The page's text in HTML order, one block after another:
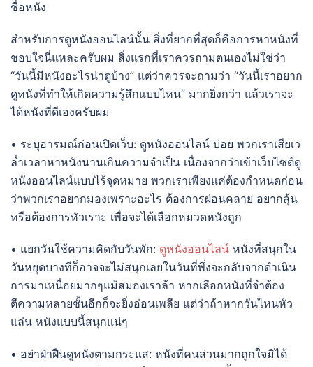
ชื่อหนัง
สำหรับการดูหนังออนไลน์นั้น สิ่งที่ยากที่สุดก็คือการหาหนังที่
ชอบใจนี่แหละครับผม สิ่งแรกที่เราควรถามตนเองไม่ใช่ว่า
“วันนี้มีหนังอะไรน่าดูบ้าง” แต่ว่าควรจะถามว่า “วันนี้เราอยาก
ดูหนังที่ทำให้เกิดความรู้สึกแบบไหน” มากยิ่งกว่า แล้วเราจะ
ได้หนังที่ดีเองครับผม
• ระบุอารมณ์ก่อนเปิดเว็บ: ดูหนังออนไลน์ บ่อย พวกเราเสียเว
ล่ำเวลาหาหนังนานเกินความจำเป็น เนื่องจากว่าเข้าเว็บไซต์ดู
หนังออนไลน์แบบไร้จุดหมาย พวกเราเพียงแค่ต้องกำหนดก่อน
ว่าพวกเราอยากมองเพราะอะไร ต้องการผ่อนคลาย อยากลุ้น
หรือต้องการหัวเราะ เพื่อจะได้เลือกหมวดหนังถูก
• แยกวันใช้ความคิดกับวันพัก: ดูหนังออนไลน์ หนังที่สนุกใน
วันหยุดบางทีก็อาจจะไม่สนุกเลยในวันที่พึ่งจะกลับจากดำเนิน
การมาเหนื่อยมากๆแม้สมองเราล้า หากเลือกหนังที่จำต้อง
ตีความหลายชั้นอีกก็จะยิ่งอ่อนเพลีย แต่ว่าถ้าหากวันไหนหัว
แล่น หนังแบบนี้สนุกแน่ๆ
• อย่าฝ่าฝืนดูหนังตามกระแส: หนังที่คนส่วนมากถูกใจมิได้